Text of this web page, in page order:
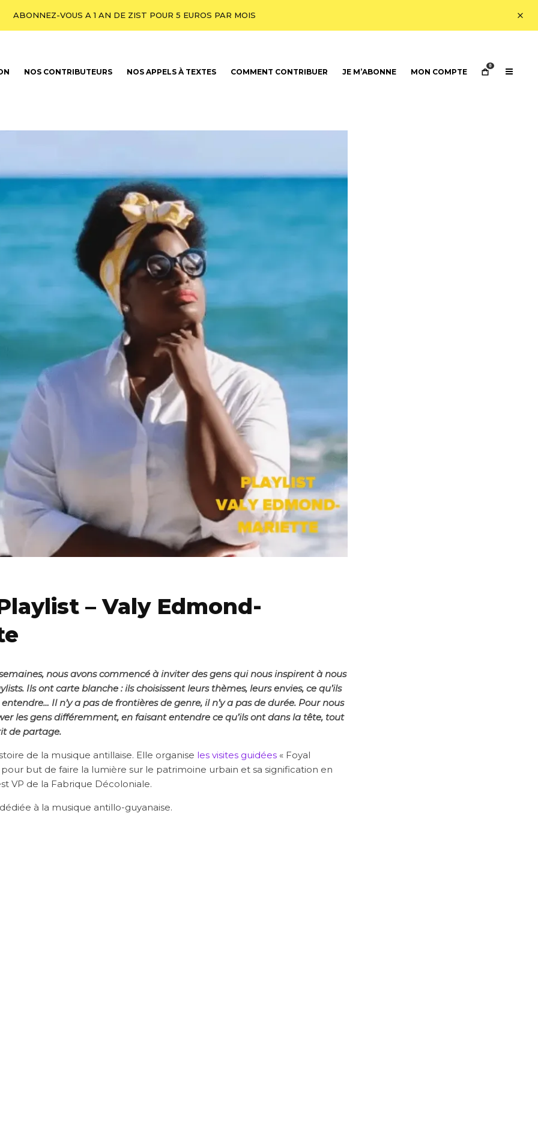
ABONNEZ-VOUS A 1 AN DE ZIST POUR 5 EUROS PAR MOIS
NOS CONTRIBUTEURS NOS APPELS À TEXTES COMMENT CONTRIBUER JE M’ABONNE MON COMPTE
0
– Valy Edmond-
nous avons commencé à inviter des gens qui nous inspirent à nous
Ils ont carte blanche : ils choisissent leurs thèmes, leurs envies, ce qu’ils
Il n’y a pas de frontières de genre, il n’y a pas de durée. Pour nous
les gens différemment, en faisant entendre ce qu’ils ont dans la tête, tout
de partage.
de la musique antillaise. Elle organise les visites guidées « Foyal
but de faire la lumière sur le patrimoine urbain et sa signification en
VP de la Fabrique Décoloniale.
à la musique antillo-guyanaise.